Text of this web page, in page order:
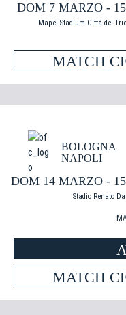
DOM 7 MARZO -
Mapei Stadium-Città del
MATCH
BOLOGNA
NAPOLI
DOM 14 MARZO -
Stadio Renato
MATCH